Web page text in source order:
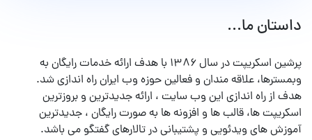
داستان ما...
پرشین اسکریپت در سال ۱۳۸۶ با هدف ارائه خدمات رایگان به
وبمسترها، علاقه مندان و فعالین حوزه وب ایران راه اندازی شد.
هدف از راه اندازی این وب سایت ، ارائه جدیدترین و بروزترین
اسکریپت ها، قالب ها و افزونه ها به صورت رایگان ، جدیدترین
آموزش های ویدئویی و پشتیبانی در تالارهای گفتگو می باشد.